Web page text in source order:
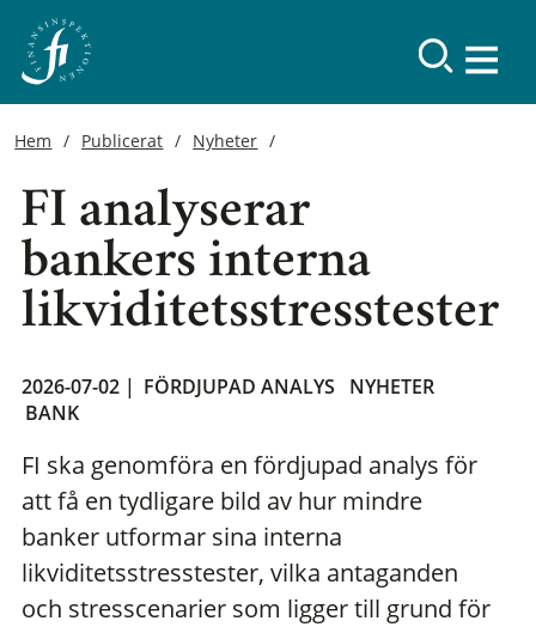
Hem Publicerat Nyheter
FI analyserar
bankers interna
likviditetsstresstester
2026-07-02 | FÖRDJUPAD ANALYS
NYHETER
BANK
FI ska genomföra en fördjupad analys för
att få en tydligare bild av hur mindre
banker utformar sina interna
likviditetsstresstester, vilka antaganden
och stresscenarier som ligger till grund för